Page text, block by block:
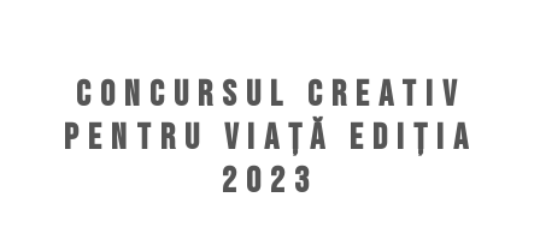
CONCURSUL CREATIV
PENTRU VIAȚĂ EDIȚIA
2023